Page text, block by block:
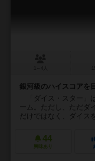
銀河級のハイスコアを
「ダイス・スター」
ーム。ただし、ただダ
だけではなく、ダイス
44
興味あり